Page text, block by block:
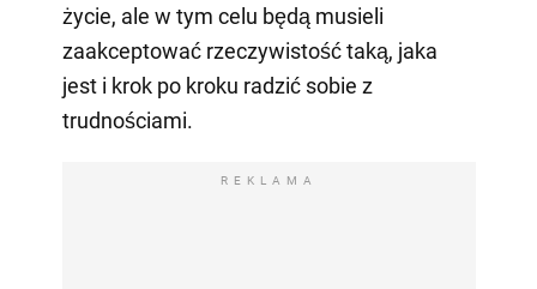
życie, ale w tym celu będą musieli
zaakceptować rzeczywistość taką, jaka
jest i krok po kroku radzić sobie z
trudnościami.
REKLAMA